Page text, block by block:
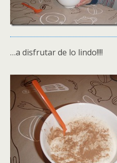
…a disfrutar de lo lindo!!!!